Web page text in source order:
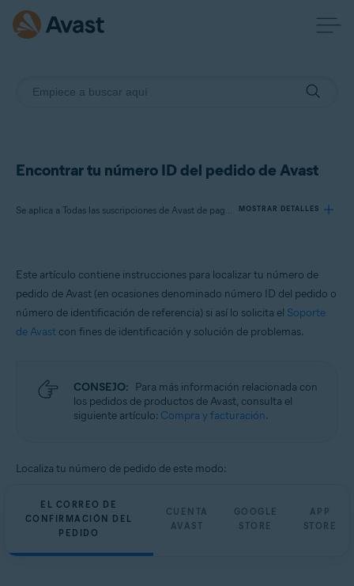
Encontrar tu número ID del pedido de Avast
Se aplica a Todas las suscripciones de Avast de pago para particulares MOSTRAR DETALLES
Productos:
Todas las suscripciones de Avast de pago para particulares
Este artículo contiene instrucciones para localizar tu número de
pedido de Avast (en ocasiones denominado número ID del pedido o
número de identificación de referencia) si así lo solicita el Soporte
de Avast con fines de identificación y solución de problemas.
CONSEJO: Para más información relacionada con
los pedidos de productos de Avast, consulta el
siguiente artículo: Compra y facturación.
Localiza tu número de pedido de este modo:
EL CORREO DE
CONFIRMACIÓN DEL
PEDIDO
CUENTA
AVAST
GOOGLE
STORE
APP
STORE